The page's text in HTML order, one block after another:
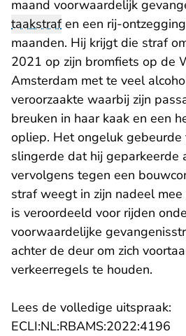
maand voorwaardelijk
taakstrafen een rij-
maanden. Hij krijgt die straf
2021 op zijn bromfiets op de
Amsterdam met te veel
veroorzaakte waarbij zijn
breuken in haar kaak en een
opliep. Het ongeluk gebeurde
slingerde dat hij geparkeerde
vervolgens tegen een
straf weegt in zijn nadeel
is veroordeeld voor rijden
voorwaardelijke
achter de deur om zich
verkeerregels te houden.
Lees de volledige uitspraak:
ECLI:NL:RBAMS:2022:4196